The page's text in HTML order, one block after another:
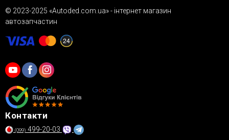
© 2023-2025 «Autoded.com.ua» - інтернет магазин
автозапчастин
Контакти
(099) 499-20-03